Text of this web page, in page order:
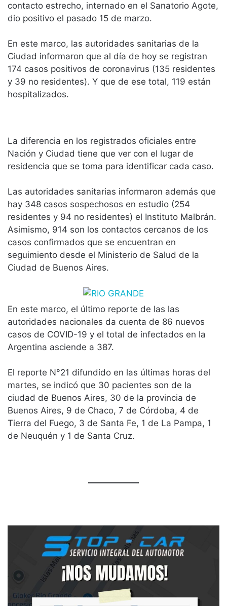
contacto estrecho, internado en el Sanatorio Agote,
dio positivo el pasado 15 de marzo.
En este marco, las autoridades sanitarias de la
Ciudad informaron que al día de hoy se registran
174 casos positivos de coronavirus (135 residentes
y 39 no residentes). Y que de ese total, 119 están
hospitalizados.
La diferencia en los registrados oficiales entre
Nación y Ciudad tiene que ver con el lugar de
residencia que se toma para identificar cada caso.
Las autoridades sanitarias informaron además que
hay 348 casos sospechosos en estudio (254
residentes y 94 no residentes) el Instituto Malbrán.
Asimismo, 914 son los contactos cercanos de los
casos confirmados que se encuentran en
seguimiento desde el Ministerio de Salud de la
Ciudad de Buenos Aires.
En este marco, el último reporte de las las
autoridades nacionales da cuenta de 86 nuevos
casos de COVID-19 y el total de infectados en la
Argentina asciende a 387.
El reporte N°21 difundido en las últimas horas del
martes, se indicó que 30 pacientes son de la
ciudad de Buenos Aires, 30 de la provincia de
Buenos Aires, 9 de Chaco, 7 de Córdoba, 4 de
Tierra del Fuego, 3 de Santa Fe, 1 de La Pampa, 1
de Neuquén y 1 de Santa Cruz.